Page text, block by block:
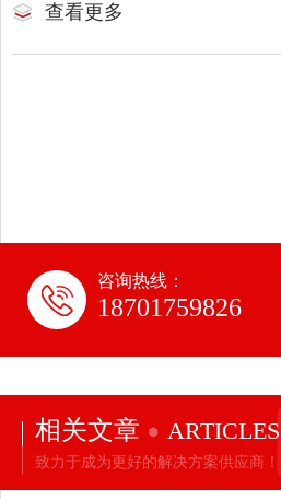
查看更多
咨询热线：
18701759826
相关文章 ARTICLES
致力于成为更好的解决方案供应商！